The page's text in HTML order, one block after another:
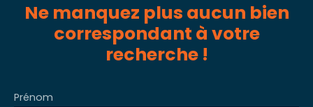
Ne manquez plus aucun bien
correspondant à votre
recherche !
Prénom